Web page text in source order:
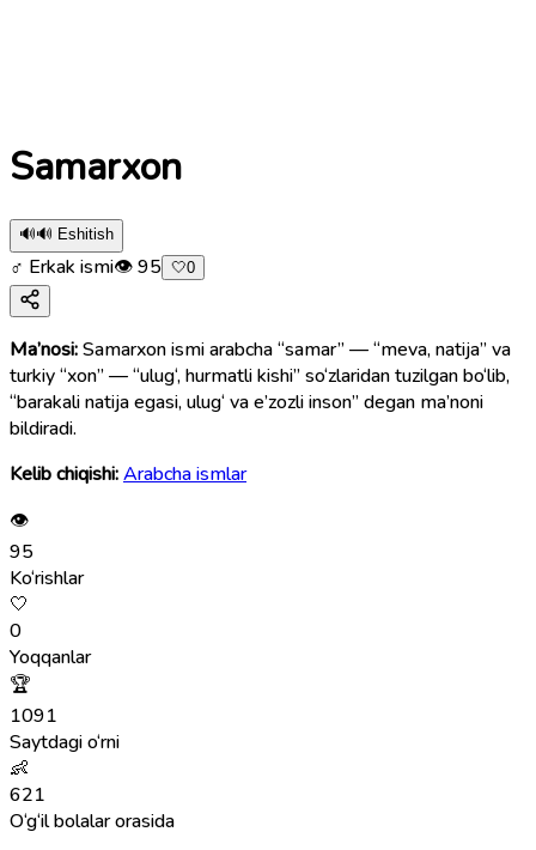
Samarxon
🔊🔊 Eshitish
♂ Erkak ismi👁95 🤍0
Ma’nosi:Samarxon ismi arabcha “samar” — “meva, natija” va
turkiy “xon” — “ulug‘, hurmatli kishi” so‘zlaridan tuzilgan bo‘lib,
“barakali natija egasi, ulug‘ va e’zozli inson” degan ma’noni
bildiradi.
Kelib chiqishi:Arabcha ismlar
👁
95
Ko‘rishlar
🤍
0
Yoqqanlar
🏆
1091
Saytdagi o‘rni
👶
621
O‘g‘il bolalar orasida